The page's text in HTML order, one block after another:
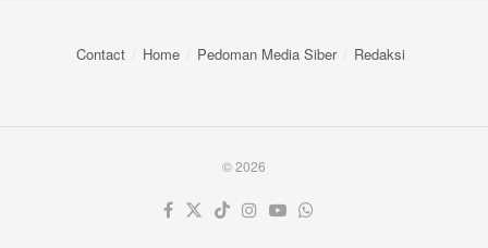
Contact Home Pedoman Media Siber Redaksi
© 2026